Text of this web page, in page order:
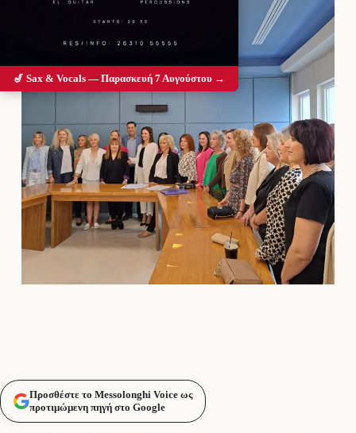
Προσθέστε το Messolonghi Voice ως
προτιμώμενη πηγή στο Google
🎷 Sax & Vocals — Παρασκευή 7 Αυγούστου →